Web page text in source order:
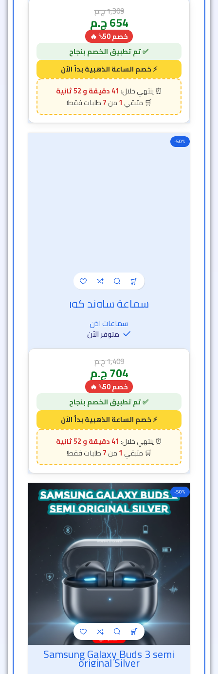
1,309ج.م
654ج.م
خصم 50% 🔥
41 دقيقة و 50 ثانية
1
7
-50%
سماعة ساوند كور
سماعات اذن
متوفر الآن
1,409ج.م
704ج.م
خصم 50% 🔥
41 دقيقة و 50 ثانية
1
7
-50%
Samsung Galaxy Buds 3 semi
original Silver